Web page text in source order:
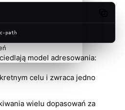
path
model adresowania:
celu i zwraca jedno
wielu dopasowań za